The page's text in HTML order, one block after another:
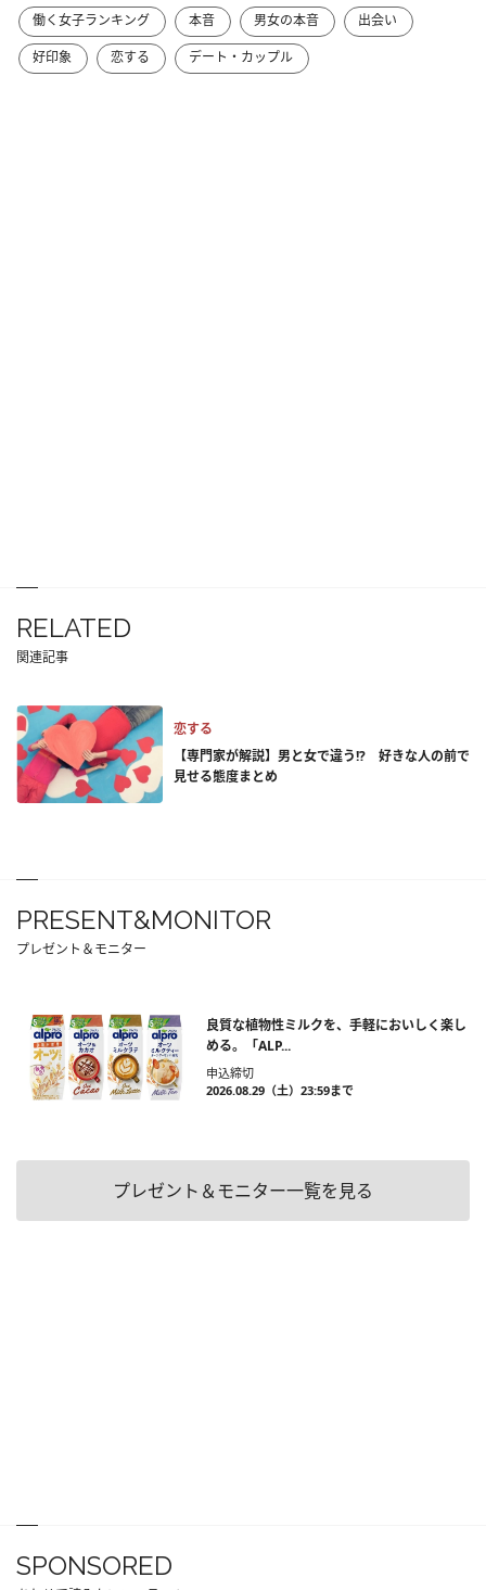
働く女子ランキング 本音 男女の本音
出会い
好印象
恋する デート・カップル
RELATED
関連記事
恋する
【専門家が解説】男と女で違う!? 好きな人の前で
見せる態度まとめ
PRESENT&MONITOR
プレゼント＆モニター
良質な植物性ミルクを、手軽においしく楽し
める。「ALP...
申込締切
2026.08.29（土）23:59まで
プレゼント＆モニター一覧を見る
SPONSORED